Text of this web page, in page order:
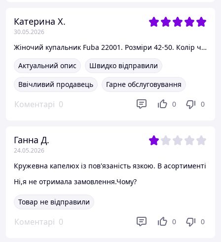
Катерина Х.
30.05.2026
Жіночий купальник Fuba 22001. Розміри 42-50. Колір чорний.
Актуальний опис
Швидко відправили
Ввічливий продавець
Гарне обслуговування
Коментарі 0 0 0
Ганна Д.
24.05.2026
Кружевна капелюх із пов'язаність язкою. В асортименті
Ні,я не отримала замовлення.Чому?
Товар не відправили
Коментарі 0 0 0